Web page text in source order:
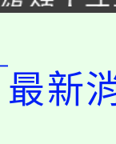
課)教師
金融
動115學
最新